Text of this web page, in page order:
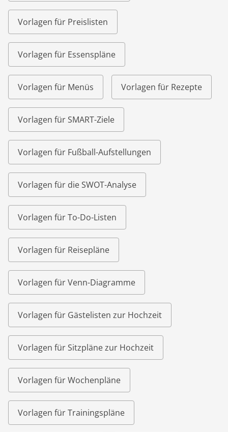
Vorlagen für Preislisten
Vorlagen für Essenspläne
Vorlagen für Menüs Vorlagen für Rezepte
Vorlagen für SMART-Ziele
Vorlagen für Fußball-Aufstellungen
Vorlagen für die SWOT-Analyse
Vorlagen für To-Do-Listen
Vorlagen für Reisepläne
Vorlagen für Venn-Diagramme
Vorlagen für Gästelisten zur Hochzeit
Vorlagen für Sitzpläne zur Hochzeit
Vorlagen für Wochenpläne
Vorlagen für Trainingspläne